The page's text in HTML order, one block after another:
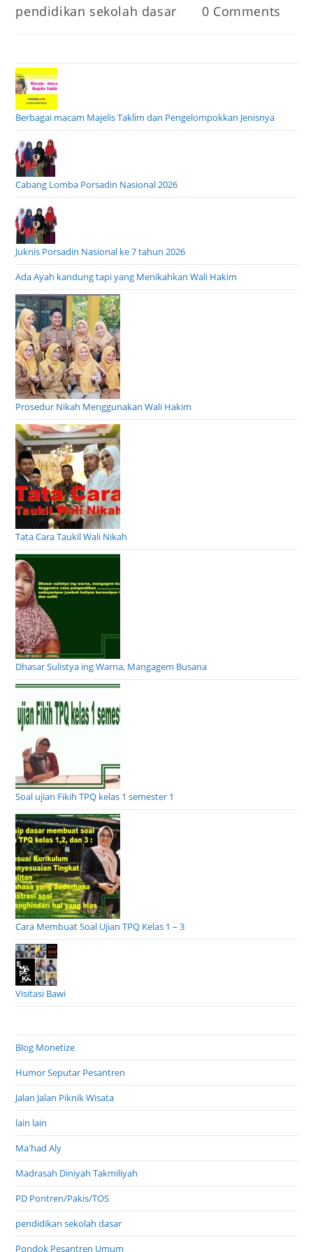
Post
category:
pendidikan sekolah dasar
Post
0 Comments
Berbagai macam Majelis Taklim dan Pengelompokkan Jenisnya
Cabang Lomba Porsadin Nasional 2026
Juknis Porsadin Nasional ke 7 tahun 2026
Ada Ayah kandung tapi yang Menikahkan Wali Hakim
Prosedur Nikah Menggunakan Wali Hakim
Tata Cara Taukil Wali Nikah
Dhasar Sulistya ing Warna, Mangagem Busana
Soal ujian Fikih TPQ kelas 1 semester 1
Cara Membuat Soal Ujian TPQ Kelas 1 – 3
Visitasi Bawi
Blog Monetize
Humor Seputar Pesantren
Jalan Jalan Piknik Wisata
lain lain
Ma'had Aly
Madrasah Diniyah Takmiliyah
PD Pontren/Pakis/TOS
pendidikan sekolah dasar
Pondok Pesantren Umum